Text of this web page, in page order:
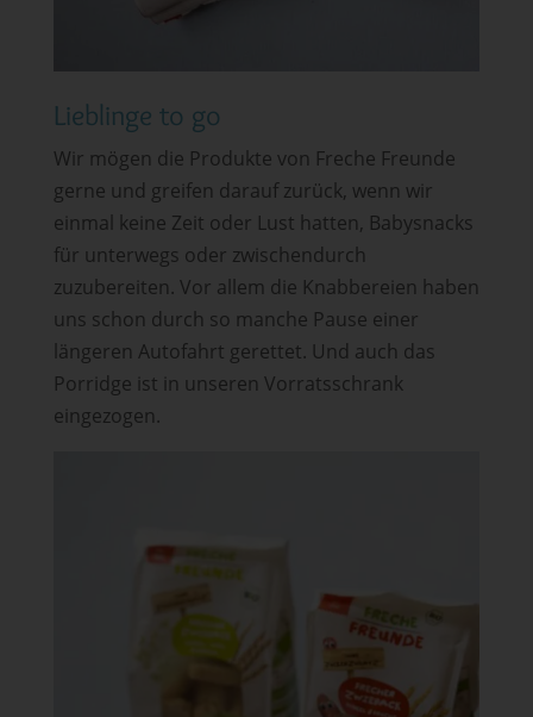
Lieblinge to go
Wir mögen die Produkte von Freche Freunde
gerne und greifen darauf zurück, wenn wir
einmal keine Zeit oder Lust hatten, Babysnacks
für unterwegs oder zwischendurch
zuzubereiten. Vor allem die Knabbereien haben
uns schon durch so manche Pause einer
längeren Autofahrt gerettet. Und auch das
Porridge ist in unseren Vorratsschrank
eingezogen.